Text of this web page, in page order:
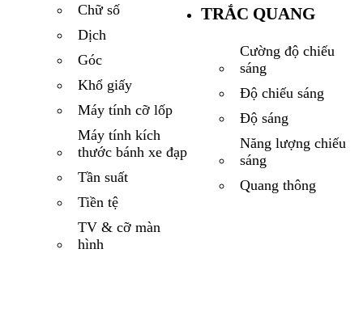
Chữ số
Dịch
Góc
Khổ giấy
Máy tính cỡ lốp
Máy tính kích
thước bánh xe đạp
Tần suất
Tiền tệ
TV & cỡ màn
hình
TRẮC QUANG
Cường độ chiếu
sáng
Độ chiếu sáng
Độ sáng
Năng lượng chiếu
sáng
Quang thông